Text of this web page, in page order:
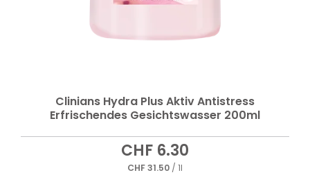
Clinians Hydra Plus Aktiv Antistress
Erfrischendes Gesichtswasser 200ml
CHF 6.30
CHF31.50 / 1l